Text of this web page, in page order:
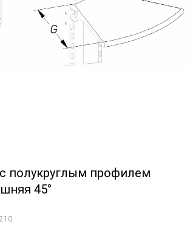
полукруглым профилем
45°